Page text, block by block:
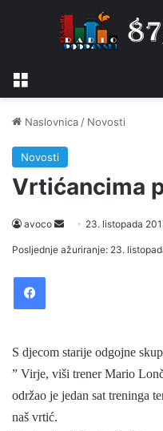
Naslovnica / Novosti
Novosti
Vrtićancima
avoco
e
m
a
i
23. listopada
Posljednje ažuriranje: 23.
S djecom starije odgojne
” Virje, viši trener Mario
održao je jedan sat treninga
naš vrtić.